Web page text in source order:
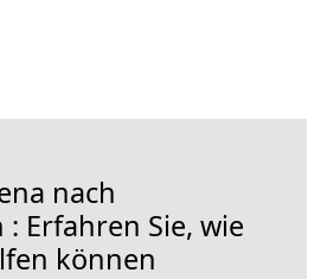
nach
Erfahren Sie, wie
können